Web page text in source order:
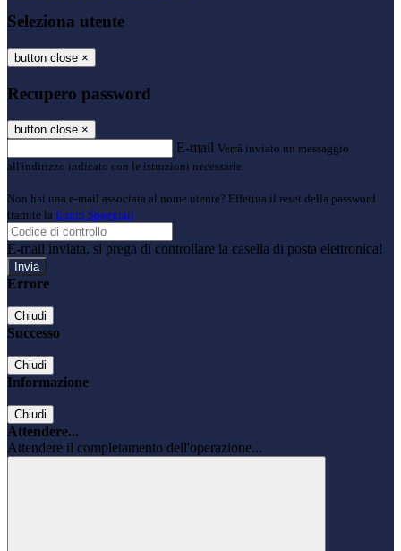
Seleziona utente
button close ×
Recupero password
button close ×
E-mail Verrà inviato un messaggio
all'indirizzo indicato con le istruzioni necessarie.
Non hai una e-mail associata al nome utente? Effettua il reset della password
tramite la Login Spaggiari
E-mail inviata, si prega di controllare la casella di posta elettronica!
Errore
Chiudi
Successo
Chiudi
Informazione
Chiudi
Attendere...
Attendere il completamento dell'operazione...